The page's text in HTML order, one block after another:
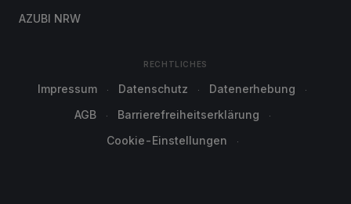
AZUBI NRW
RECHTLICHES
Impressum Datenschutz
Datenerhebung
AGB
Barrierefreiheitserklärung
Cookie-Einstellungen